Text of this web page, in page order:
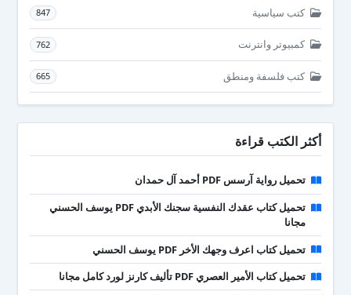
كتب سياسية 847
كمبيوتر وانترنت 762
كتب فلسفة ومنطق 665
أكثر الكتب قراءة
تحميل رواية آرسس PDF أحمد آل حمدان
تحميل كتاب عقدك النفسية سجنك الأبدي PDF يوسف الحسني
مجانا
تحميل كتاب اعرف وجهك الأخر PDF يوسف الحسني
تحميل كتاب الأمير العصري PDF تأليف كارنز لورد كامل مجانا